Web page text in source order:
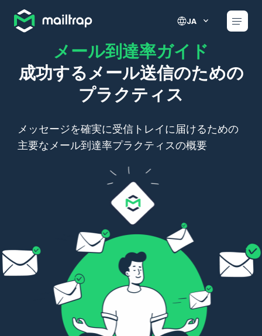
JA
メール到達率ガイド
成功するメール送信のための
プラクティス
メッセージを確実に受信トレイに届けるための
主要なメール到達率プラクティスの概要